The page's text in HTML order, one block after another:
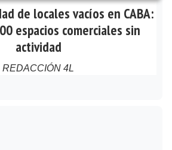
de locales vacíos en CABA:
espacios comerciales sin
actividad
REDACCIÓN 4L